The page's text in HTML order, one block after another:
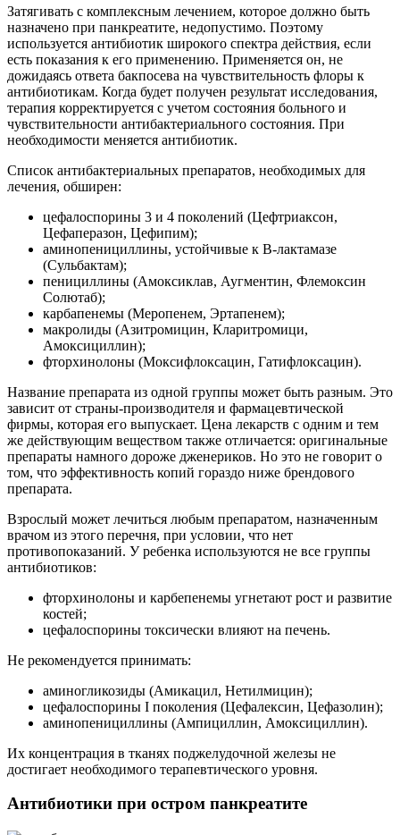
Затягивать с комплексным лечением, которое должно быть
назначено при панкреатите, недопустимо. Поэтому
используется антибиотик широкого спектра действия, если
есть показания к его применению. Применяется он, не
дожидаясь ответа бакпосева на чувствительность флоры к
антибиотикам. Когда будет получен результат исследования,
терапия корректируется с учетом состояния больного и
чувствительности антибактериального состояния. При
необходимости меняется антибиотик.
Список антибактериальных препаратов, необходимых для
лечения, обширен:
цефалоспорины 3 и 4 поколений (Цефтриаксон,
Цефаперазон, Цефипим);
аминопенициллины, устойчивые к В-лактамазе
(Сульбактам);
пенициллины (Амоксиклав, Аугментин, Флемоксин
Солютаб);
карбапенемы (Меропенем, Эртапенем);
макролиды (Азитромицин, Кларитромици,
Амоксициллин);
фторхинолоны (Моксифлоксацин, Гатифлоксацин).
Название препарата из одной группы может быть разным. Это
зависит от страны-производителя и фармацевтической
фирмы, которая его выпускает. Цена лекарств с одним и тем
же действующим веществом также отличается: оригинальные
препараты намного дороже дженериков. Но это не говорит о
том, что эффективность копий гораздо ниже брендового
препарата.
Взрослый может лечиться любым препаратом, назначенным
врачом из этого перечня, при условии, что нет
противопоказаний. У ребенка используются не все группы
антибиотиков:
фторхинолоны и карбепенемы угнетают рост и развитие
костей;
цефалоспорины токсически влияют на печень.
Не рекомендуется принимать:
аминогликозиды (Амикацил, Нетилмицин);
цефалоспорины I поколения (Цефалексин, Цефазолин);
аминопенициллины (Ампициллин, Амоксициллин).
Их концентрация в тканях поджелудочной железы не
достигает необходимого терапевтического уровня.
Антибиотики при остром панкреатите